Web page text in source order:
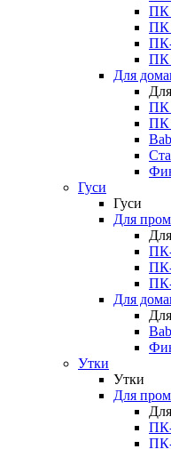
ПК
ПК
ПК-
ПК
Для
ПК
ПК
Гуси
Гуси
Для
ПК-
ПК-
ПК-
Для
Утки
Утки
Для
ПК-
ПК-